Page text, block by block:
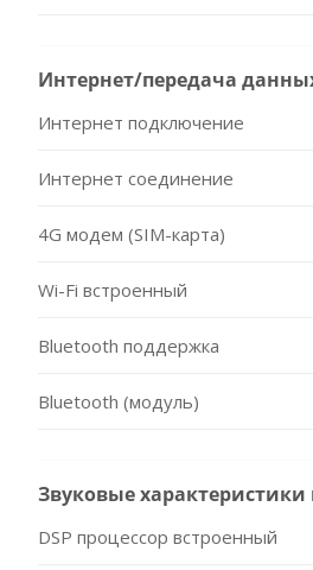
Интернет/передача
Интернет подключение
Интернет соединение
4G модем (SIM-карта)
Wi-Fi встроенный
Bluetooth поддержка
Bluetooth (модуль)
Звуковые
DSP процессор встроенный